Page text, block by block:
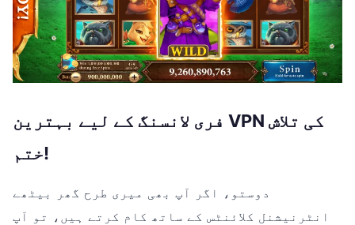
فری لانسنگ کے لیے بہترین VPN کی تلاش
ختم!
دوستو، اگر آپ بھی میری طرح گھر بیٹھے
انٹرنیشنل کلائنٹس کے ساتھ کام کرتے ہیں، تو آپ